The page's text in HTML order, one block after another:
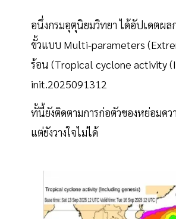
อนึ่งกรมอุตุนิยมวิทยา ได้อัปเดตผ
ขั้วแบบ Multi-parameters
ร้อน (Tropical cyclone activity
init.2025091312
ทั้นี้ยังติดตามการก่อตัวของหย่อมค
แต่ยังวางใจไม่ได้